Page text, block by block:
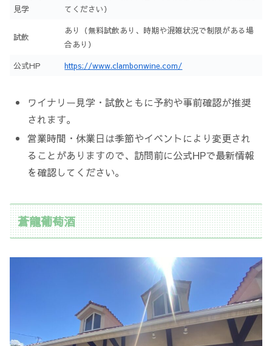
見学
てください）
試飲
あり（無料試飲あり、時期や混雑状況で制限がある場
合あり）
公式HP https://www.clambonwine.com/
ワイナリー見学・試飲ともに予約や事前確認が推奨
されます。
営業時間・休業日は季節やイベントにより変更され
ることがありますので、訪問前に公式HPで最新情報
を確認してください。
蒼龍葡萄酒